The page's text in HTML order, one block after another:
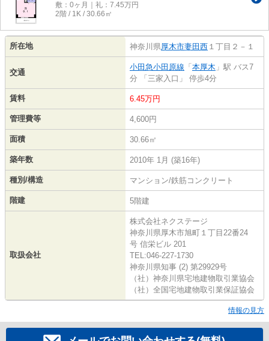
敷：0ヶ月｜礼：7.45万円
2階 / 1K / 30.66㎡
所在地 神奈川県厚木市妻田西 １丁目２－１
交通
小田急小田原線 「 本厚木 」駅 バス7
分 「三家入口」 停歩4分
賃料 6.45万円
管理費等 4,600円
面積 30.66㎡
築年数 2010年 1月 (築16年)
種別/構造 マンション/鉄筋コンクリート
階建 5階建
取扱会社
株式会社ネクステージ
神奈川県厚木市旭町１丁目22番24
号 信栄ビル 201
TEL:046-227-1730
神奈川県知事 (2) 第29929号
（社）神奈川県宅地建物取引業協会
（社）全国宅地建物取引業保証協会
情報の見方